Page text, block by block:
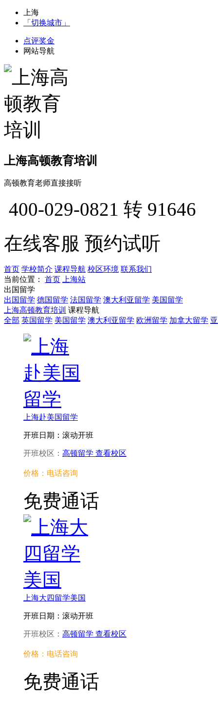
上海
「切换城市」
点评奖金
网站导航
上海高顿教育培训
高顿教育老师直接接听
400-029-0821 转 91646
在线客服 预约试听
首页 学校简介 课程导航 校区环境 联系我们
当前位置：
首页
上海站
出国留学
出国留学 德国留学 法国留学 澳大利亚留学 美国留学
上海高顿教育培训 课程导航
全部 英国留学 美国留学 澳大利亚留学 欧洲留学 加拿大留学
上海赴美国留学
开班日期：滚动开班
开班校区： 高顿留学 查看校区
价格：电话咨询
免费通话
上海大四留学美国
开班日期：滚动开班
开班校区： 高顿留学 查看校区
价格：电话咨询
免费通话